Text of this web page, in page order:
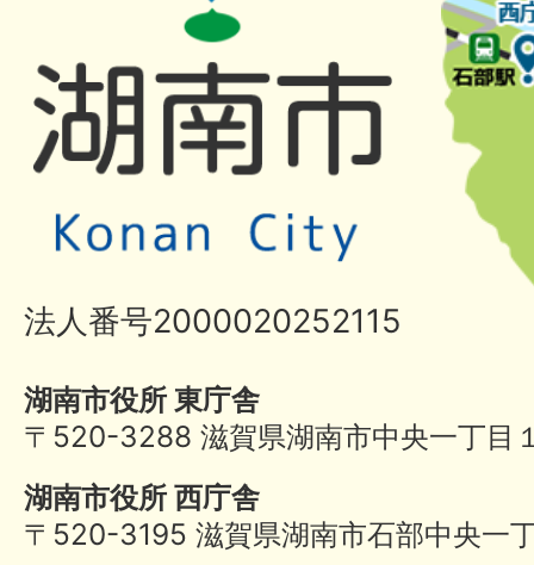
法人番号2000020252115
湖南市役所 東庁舎
〒520-3288 滋賀県湖南市中央一丁目
湖南市役所 西庁舎
〒520-3195 滋賀県湖南市石部中央一